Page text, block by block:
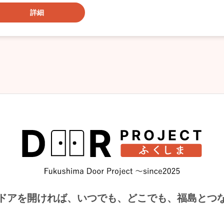
詳細
アを開ければ、 いつでも、どこでも、福島とつ